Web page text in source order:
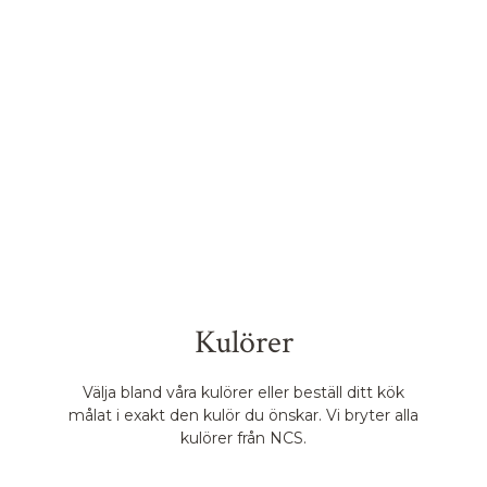
Kulörer
Välja bland våra kulörer eller beställ ditt kök
målat i exakt den kulör du önskar. Vi bryter alla
kulörer från NCS.